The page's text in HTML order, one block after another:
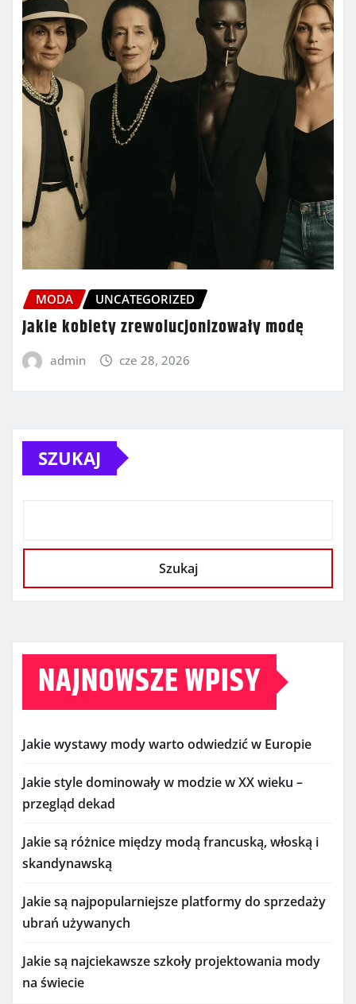
MODA UNCATEGORIZED
Jakie kobiety zrewolucjonizowały modę
admin cze 28, 2026
SZUKAJ
Szukaj
NAJNOWSZE WPISY
Jakie wystawy mody warto odwiedzić w Europie
Jakie style dominowały w modzie w XX wieku –
przegląd dekad
Jakie są różnice między modą francuską, włoską i
skandynawską
Jakie są najpopularniejsze platformy do sprzedaży
ubrań używanych
Jakie są najciekawsze szkoły projektowania mody
na świecie